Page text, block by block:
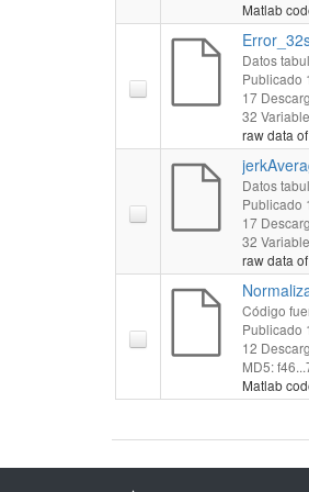
Matlab
Datos
Publicado
17
32
raw data
Datos
Publicado
17
32
raw data
Código
Publicado
12
MD5:
Matlab